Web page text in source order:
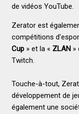
de vidéos YouTube.
Zerator est
compétitions
Cup» et la « ZLAN»
Twitch.
Touche-à-tout,
développement de
également une